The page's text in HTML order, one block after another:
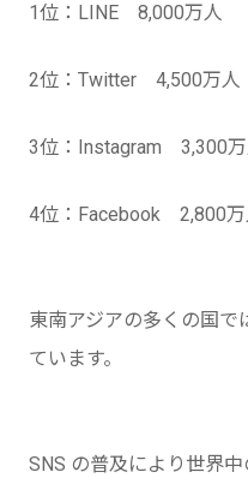
1位：LINE 8,000万人
2位：Twitter 4,500万人
3位：Instagram 3,300
4位：Facebook 2,800万
東南アジアの多くの国で
ています。
SNS の普及により世界